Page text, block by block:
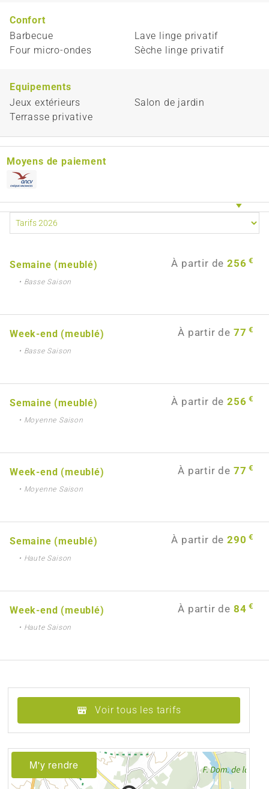
Confort
Barbecue
Four micro-ondes
Lave linge privatif
Sèche linge privatif
Equipements
Jeux extérieurs
Terrasse privative
Salon de jardin
Moyens de paiement
Semaine (meublé) À partir de 256 €
• Basse Saison
Week-end (meublé) À partir de 77 €
• Basse Saison
Semaine (meublé) À partir de 256 €
• Moyenne Saison
Week-end (meublé) À partir de 77 €
• Moyenne Saison
Semaine (meublé) À partir de 290 €
• Haute Saison
Week-end (meublé) À partir de 84 €
• Haute Saison
Voir tous les tarifs
M'y rendre